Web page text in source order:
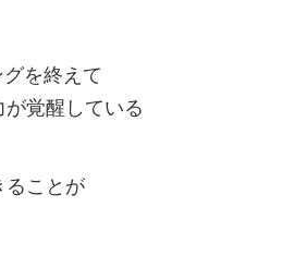
を終えて
覚醒している
ることが